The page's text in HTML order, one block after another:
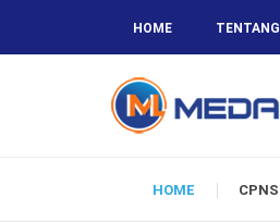
HOME TENTANG
HOME CPNS